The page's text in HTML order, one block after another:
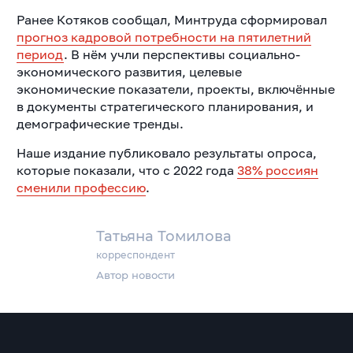
Татьяна Томилова
корреспондент
Автор новости
Ранее Котяков сообщал, Минтруда сформировал
прогноз кадровой потребности на пятилетний
период. В нём учли перспективы социально-
экономического развития, целевые
экономические показатели, проекты, включённые
в документы стратегического планирования, и
демографические тренды.
Наше издание публиковало результаты опроса,
которые показали, что с 2022 года 38% россиян
сменили профессию.